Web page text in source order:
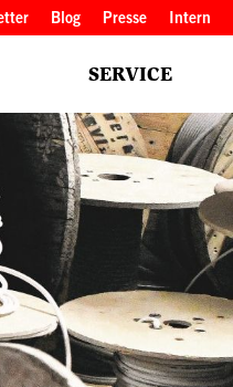
Blog Presse Intern
SERVICE